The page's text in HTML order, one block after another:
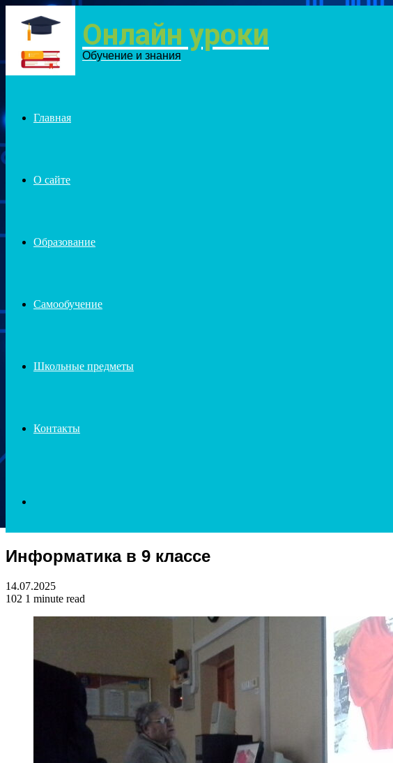
Онлайн уроки
Обучение и знания
Главная
О сайте
Образование
Самообучение
Школьные предметы
Контакты
for
Информатика в 9 классе
14.07.2025
102 1 minute read